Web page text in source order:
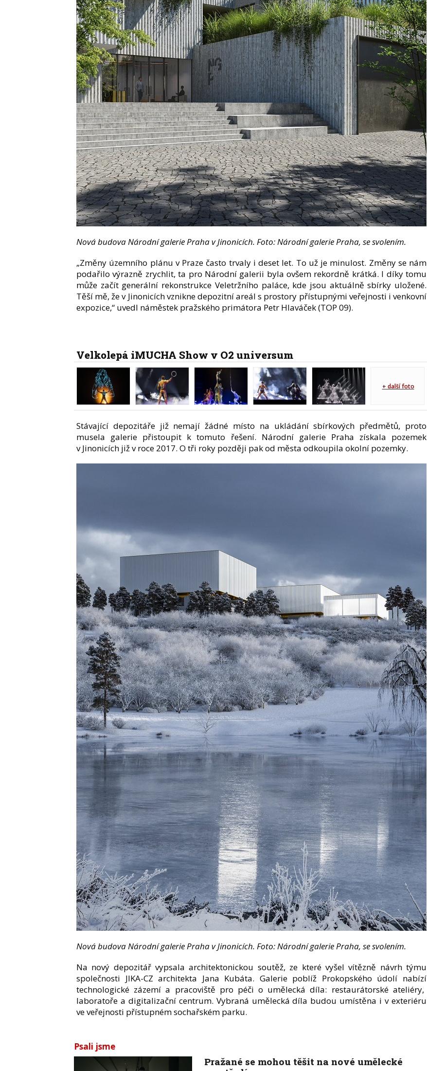
Nová budova Národní galerie Praha v Jinonicích. Foto: Národní galerie Praha, se svolením.
„Změny územního plánu v Praze často trvaly i deset let. To už je minulost. Změny se nám
podařilo výrazně zrychlit, ta pro Národní galerii byla ovšem rekordně krátká. I díky tomu
může začít generální rekonstrukce Veletržního paláce, kde jsou aktuálně sbírky uložené.
Těší mě, že v Jinonicích vznikne depozitní areál s prostory přístupnými veřejnosti i venkovní
expozice,“ uvedl náměstek pražského primátora Petr Hlaváček(TOP 09).
Velkolepá iMUCHA Show v O2 universum
+ další foto
Stávající depozitáře již nemají žádné místo na ukládání sbírkových předmětů, proto
musela galerie přistoupit k tomuto řešení. Národní galerie Praha získala pozemek
v Jinonicích již v roce 2017. O tři roky později pak od města odkoupila okolní pozemky.
Nová budova Národní galerie Praha v Jinonicích. Foto: Národní galerie Praha, se svolením.
Na nový depozitář vypsala architektonickou soutěž, ze které vyšel vítězně návrh týmu
společnosti JIKA-CZ architekta Jana Kubáta. Galerie poblíž Prokopského údolí nabízí
technologické zázemí a pracoviště pro péči o umělecká díla: restaurátorské ateliéry,
laboratoře a digitalizační centrum. Vybraná umělecká díla budou umístěna i v exteriéru
ve veřejnosti přístupném sochařském parku.
Psali jsme
Pražané se mohou těšit na nové umělecké